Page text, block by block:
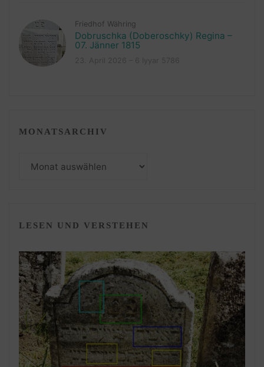
Friedhof Währing
Dobruschka (Doberoschky) Regina –
07. Jänner 1815
MONATSARCHIV
LESEN UND VERSTEHEN